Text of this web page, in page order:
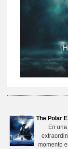
The Polar
En
momento